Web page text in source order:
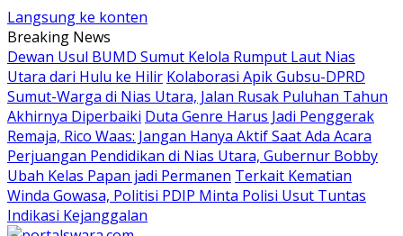
Langsung ke konten
Breaking News
Dewan Usul BUMD Sumut Kelola Rumput Laut Nias
Utara dari Hulu ke Hilir Kolaborasi Apik Gubsu-DPRD
Sumut-Warga di Nias Utara, Jalan Rusak Puluhan Tahun
Akhirnya Diperbaiki Duta Genre Harus Jadi Penggerak
Remaja, Rico Waas: Jangan Hanya Aktif Saat Ada Acara
Perjuangan Pendidikan di Nias Utara, Gubernur Bobby
Ubah Kelas Papan jadi Permanen Terkait Kematian
Winda Gowasa, Politisi PDIP Minta Polisi Usut Tuntas
Indikasi Kejanggalan